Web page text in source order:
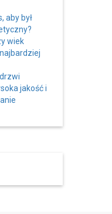
aby był
wiek
jakość i